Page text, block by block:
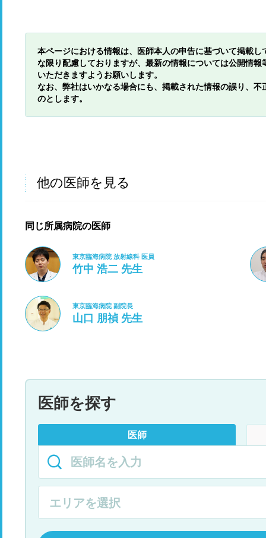
本ページにおける情報は、医師本人の申告に基づいて掲載
な限り配慮しておりますが、最新の情報については公開情
いただきますようお願いします。
なお、弊社はいかなる場合にも、掲載された情報の誤り、
のとします。
他の医師を見る
同じ所属病院の医師
東京臨海病院 放射線科 医員
竹中 浩二 先生
東京臨海病院 副院長
山口 朋禎 先生
医師を探す
医師